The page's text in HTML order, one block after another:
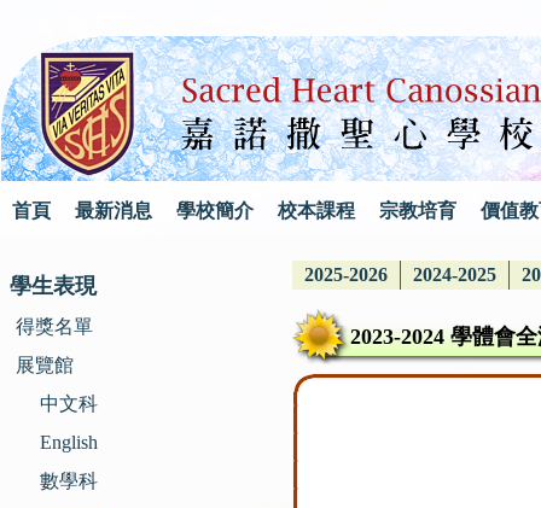
首頁 最新消息 學校簡介 校本課程 宗教培育 價值
學生表現
得獎名單
展覽館
中文科
English
數學科
2025-2026 2024-2025
2023-2024 學體會